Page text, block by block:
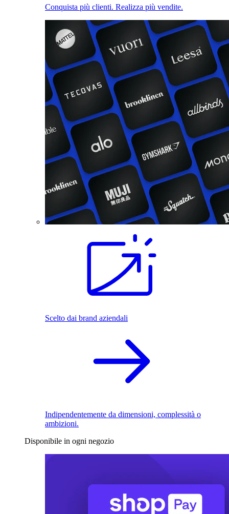
Conquista più clienti. Realizza più vendite.
Scelto dai brand aziendali
Indipendentemente da dimensioni, complessità o
ambizioni.
Disponibile in ogni negozio